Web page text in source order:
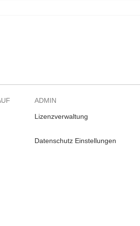
ADMIN
Lizenzverwaltung
Datenschutz Einstellungen